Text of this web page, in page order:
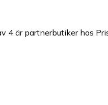
4 är partnerbutiker hos